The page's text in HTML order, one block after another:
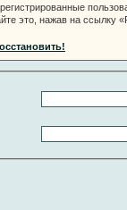
это, нажав на ссылку